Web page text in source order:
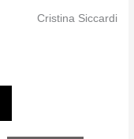
Cristina Siccardi